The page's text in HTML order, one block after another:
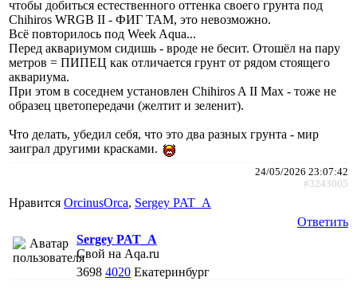
чтобы добиться естественного оттенка своего грунта под
Chihiros WRGB II - ФИГ ТАМ, это невозможно.
Всё повторилось под Week Aqua...
Перед аквариумом сидишь - вроде не бесит. Отошёл на пару
метров = ПИПЕЦ как отличается грунт от рядом стоящего
аквариума.
При этом в соседнем установлен Chihiros A II Max - тоже не
образец цветопередачи (желтит и зеленит).
Что делать, убедил себя, что это два разных грунта - мир
заиграл другими красками.
24/05/2026 23:07:42
#3243005
Нравится ОrcinusОrca, Sergey PAT_A
Ответить
Sergey PAT_A
Свой на Aqa.ru
3698 4020 Екатеринбург